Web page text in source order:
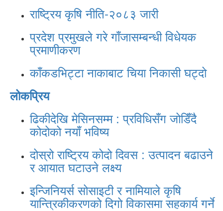
राष्ट्रिय कृषि नीति-२०८३ जारी
प्रदेश प्रमुखले गरे गाँजासम्बन्धी विधेयक
प्रमाणीकरण
काँकडभिट्टा नाकाबाट चिया निकासी घट्दो
लोकप्रिय
ढिकीदेखि मेसिनसम्म : प्रविधिसँग जोडिँदै
कोदोको नयाँ भविष्य
दोस्रो राष्ट्रिय कोदो दिवस : उत्पादन बढाउने
र आयात घटाउने लक्ष्य
इन्जिनियर्स सोसाइटी र नामियाले कृषि
यान्त्रिकीकरणको दिगो विकासमा सहकार्य गर्ने